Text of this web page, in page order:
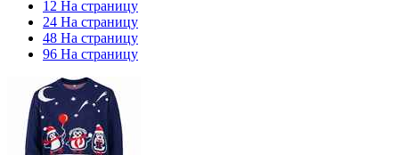
12 На страницу
24 На страницу
48 На страницу
96 На страницу